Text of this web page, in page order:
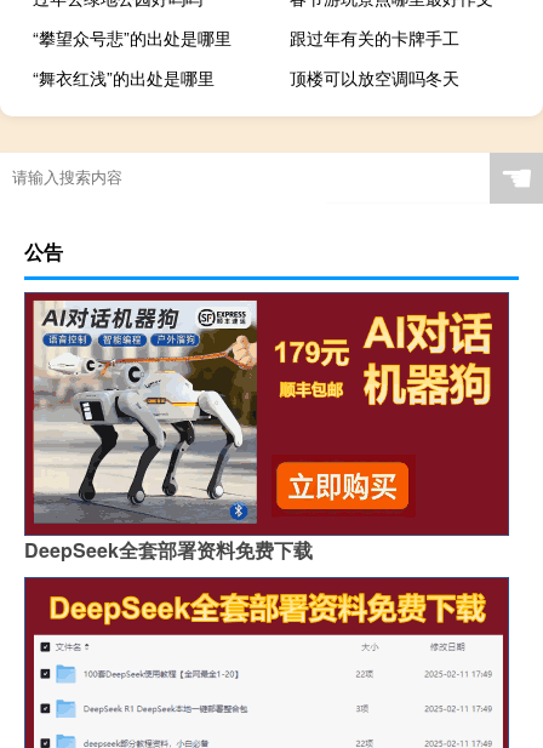
“攀望众号悲”的出处是哪里
跟过年有关的卡牌手工
“舞衣红浅”的出处是哪里
顶楼可以放空调吗冬天
☚
公告
DeepSeek全套部署资料免费下载